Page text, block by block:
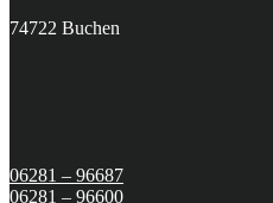
74722 Buchen
06281 – 96687
06281 – 96600